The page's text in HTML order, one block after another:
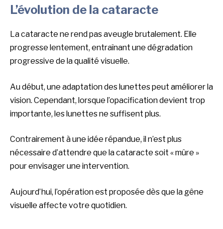
L’évolution de la cataracte
La cataracte ne rend pas aveugle brutalement. Elle
progresse lentement, entraînant une dégradation
progressive de la qualité visuelle.
Au début, une adaptation des lunettes peut améliorer la
vision. Cependant, lorsque l’opacification devient trop
importante, les lunettes ne suffisent plus.
Contrairement à une idée répandue, il n’est plus
nécessaire d’attendre que la cataracte soit « mûre »
pour envisager une intervention.
Aujourd’hui, l’opération est proposée dès que la gêne
visuelle affecte votre quotidien.